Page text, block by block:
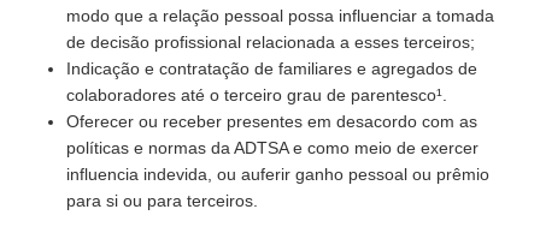
modo que a relação pessoal possa influenciar a tomada
de decisão profissional relacionada a esses terceiros;
Indicação e contratação de familiares e agregados de
colaboradores até o terceiro grau de parentesco¹.
Oferecer ou receber presentes em desacordo com as
políticas e normas da ADTSA e como meio de exercer
influencia indevida, ou auferir ganho pessoal ou prêmio
para si ou para terceiros.